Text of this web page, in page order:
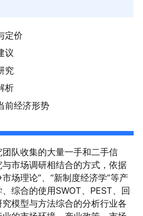
定价
议
究
析
前经济形势
队收集的大量一手和二手信
市场调研相结合的方式，依据
场理论”、“新制度经济学”等产
综合的使用SWOT、PEST、回
模型与方法综合的分析行业各